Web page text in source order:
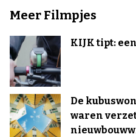
Meer Filmpjes
KIJK tipt:
De
waren